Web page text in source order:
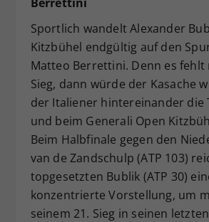
Sportlich wandelt Alexander
Kitzbühel endgültig auf den
Matteo Berrettini. Denn es fehlt
Sieg, dann würde der Kasache
der Italiener hintereinander die
und beim Generali Open
Beim Halbfinale gegen den
van de Zandschulp (ATP 103)
topgesetzten Bublik (ATP 30)
konzentrierte Vorstellung, um
seinem 21. Sieg in seinen